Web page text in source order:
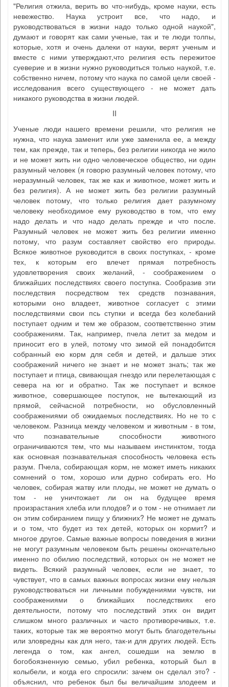
"Религия отжила, верить во что-нибудь, кроме науки, есть
невежество. Наука устроит все, что надо, и
руководствоваться в жизни надо только одной наукой",
думают и говорят как сами ученые, так и те люди толпы,
которые, хотя и очень далеки от науки, верят ученым и
вместе с ними утверждают,что религия есть пережитое
суеверие и в жизни нужно руководиться только наукой, т.е.
собственно ничем, потому что наука по самой цели своей -
исследования всего существующего - не может дать
никакого руководства в жизни людей.
II
Ученые люди нашего времени решили, что религия не
нужна, что наука заменит или уже заменила ее, а между
тем, как прежде, так и теперь, без религии никогда не жило
и не может жить ни одно человеческое общество, ни один
разумный человек (я говорю разумный человек потому, что
неразумный человек, так же как и животное, может жить и
без религия). А не может жить без религии разумный
человек потому, что только религия дает разумному
человеку необходимое ему руководство в том, что ему
надо делать и что надо делать прежде и что после.
Разумный человек не может жить без религии именно
потому, что разум составляет свойство его природы.
Всякое животное руководится в своих поступках, - кроме
тех, к которым его влечет прямая потребность
удовлетворения своих желаний, - соображением о
ближайших последствиях своего поступка. Сообразив эти
последствия посредством тех средств познавания,
которыми оно владеет, животное согласует с этими
последствиями свои псь ступки и всегда без колебаний
поступает одним и тем же образом, соответственно этим
соображениям. Так, например, пчела летит за медом и
приносит его в улей, потому что зимой ей понадобится
собранный ею корм для себя и детей, и дальше этих
соображений ничего не знает и не может знать; так же
поступает и птица, свивающая гнездо или перелетающая с
севера на юг и обратно. Так же поступает и всякое
животное, совершающее поступок, не вытекающий из
прямой, сейчасной потребности, но обусловленный
соображениями об ожидаемых последствиях. Но не то с
человеком. Разница между человеком и животным - в том,
что познавательные способности животного
ограничиваются тем, что мы называем инстинктом, тогда
как основная познавательная способность человека есть
разум. Пчела, собирающая корм, не может иметь никаких
сомнений о том, хорошо или дурно собирать его. Но
человек, собирая жатву или плоды, не может не думать о
том - не уничтожает ли он на будущее время
произрастания хлеба или плодов? и о том - не отнимает ли
он этим собиранием пищу у ближних? Не может не думать
и о том, что будет из тех детей, которых он кормит? и
многое другое. Самые важные вопросы поведения в жизни
не могут разумным человеком быть решены окончательно
именно по обилию последствий, которых он не может не
видеть. Всякий разумный человек, если не знает, то
чувствует, что в самых важных вопросах жизни ему нельзя
руководствоваться ни личными побуждениями чувств, ни
соображениями о ближайших последствиях его
деятельности, потому что последствий этих он видит
слишком много различных и часто противоречивых, т.е.
таких, которые так же вероятно могут быть благодетельны
или зловредны как для него, так-и для других людей. Есть
легенда о том, как ангел, сошедши на землю в
богобоязненную семью, убил ребенка, который был в
колыбели, и когда его спросили: зачем он сделал это? -
объяснил, что ребенок был бы величайшим злодеем и